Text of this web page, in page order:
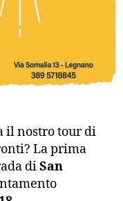
il nostro tour di
La prima
diSan